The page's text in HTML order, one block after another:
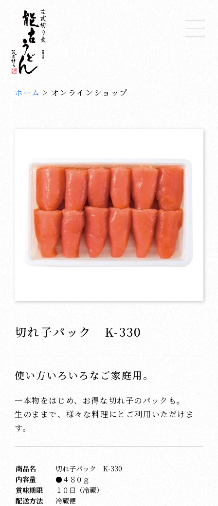
ホーム > オンラインショップ
切れ子パック K-330
使い方いろいろなご家庭用。
一本物をはじめ、お得な切れ子のパックも。
生のままで、様々な料理にとご利用いただけま
す。
商品名
切れ子パック K-330
内容量
●４８０ｇ
賞味期限
１０日（冷蔵）
配送方法
冷蔵便